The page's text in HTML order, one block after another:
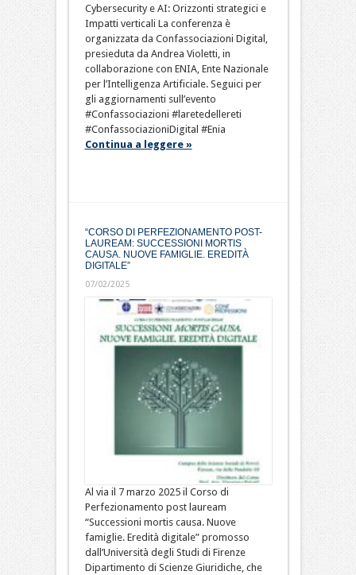
Cybersecurity e AI: Orizzonti strategici e
Impatti verticali La conferenza è
organizzata da Confassociazioni Digital,
presieduta da Andrea Violetti, in
collaborazione con ENIA, Ente Nazionale
per l’Intelligenza Artificiale. Seguici per
gli aggiornamenti sull’evento
#Confassociazioni #laretedellereti
#ConfassociazioniDigital #Enia
Continua a leggere »
“CORSO DI PERFEZIONAMENTO POST-
LAUREAM: SUCCESSIONI MORTIS
CAUSA. NUOVE FAMIGLIE. EREDITÀ
DIGITALE”
07/02/2025
Al via il 7 marzo 2025 il Corso di
Perfezionamento post lauream
“Successioni mortis causa. Nuove
famiglie. Eredità digitale” promosso
dall’Università degli Studi di Firenze
Dipartimento di Scienze Giuridiche, che